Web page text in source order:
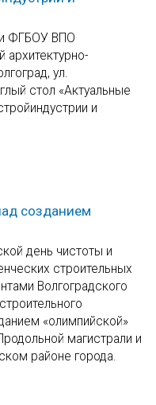
ФГБОУ ВПО
архитектурно-
ул.
стол «Актуальные
и
созданием
день чистоты и
строительных
Волгоградского
«олимпийской»
магистрали и
районе города.